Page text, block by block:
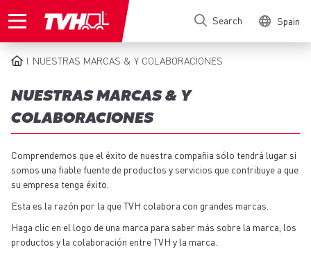
to
Search Spain
NUESTRAS MARCAS & Y COLABORACIONES
NUESTRAS MARCAS & Y
COLABORACIONES
Comprendemos que el éxito de nuestra compañia sólo tendrá lugar si
somos una fiable fuente de productos y servicios que contribuye a que
su empresa tenga éxito.
Esta es la razón por la que TVH colabora con grandes marcas.
Haga clic en el logo de una marca para saber más sobre la marca, los
productos y la colaboración entre TVH y la marca.